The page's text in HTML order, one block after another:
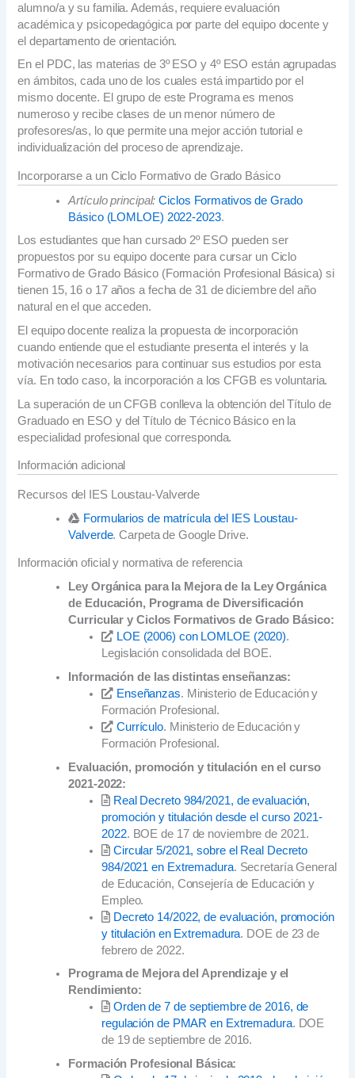
alumno/a y su familia. Además, requiere evaluación
académica y psicopedagógica por parte del equipo docente y
el departamento de orientación.
En el PDC, las materias de 3º ESO y 4º ESO están agrupadas
en ámbitos, cada uno de los cuales está impartido por el
mismo docente. El grupo de este Programa es menos
numeroso y recibe clases de un menor número de
profesores/as, lo que permite una mejor acción tutorial e
individualización del proceso de aprendizaje.
Incorporarse a un Ciclo Formativo de Grado Básico
Artículo principal: Ciclos Formativos de Grado
Básico (LOMLOE) 2022-2023.
Los estudiantes que han cursado 2º ESO pueden ser
propuestos por su equipo docente para cursar un Ciclo
Formativo de Grado Básico (Formación Profesional Básica) si
tienen 15, 16 o 17 años a fecha de 31 de diciembre del año
natural en el que acceden.
El equipo docente realiza la propuesta de incorporación
cuando entiende que el estudiante presenta el interés y la
motivación necesarios para continuar sus estudios por esta
vía. En todo caso, la incorporación a los CFGB es voluntaria.
La superación de un CFGB conlleva la obtención del Título de
Graduado en ESO y del Título de Técnico Básico en la
especialidad profesional que corresponda.
Información adicional
Recursos del IES Loustau-Valverde
Formularios de matrícula del IES Loustau-
Valverde. Carpeta de Google Drive.
Información oficial y normativa de referencia
Ley Orgánica para la Mejora de la Ley Orgánica
de Educación, Programa de Diversificación
Curricular y Ciclos Formativos de Grado Básico:
LOE (2006) con LOMLOE (2020).
Legislación consolidada del BOE.
Información de las distintas enseñanzas:
Enseñanzas. Ministerio de Educación y
Formación Profesional.
Currículo. Ministerio de Educación y
Formación Profesional.
Evaluación, promoción y titulación en el curso
2021-2022:
Real Decreto 984/2021, de evaluación,
promoción y titulación desde el curso 2021-
2022. BOE de 17 de noviembre de 2021.
Circular 5/2021, sobre el Real Decreto
984/2021 en Extremadura. Secretaría General
de Educación, Consejería de Educación y
Empleo.
Decreto 14/2022, de evaluación, promoción
y titulación en Extremadura. DOE de 23 de
febrero de 2022.
Programa de Mejora del Aprendizaje y el
Rendimiento:
Orden de 7 de septiembre de 2016, de
regulación de PMAR en Extremadura. DOE
de 19 de septiembre de 2016.
Formación Profesional Básica: